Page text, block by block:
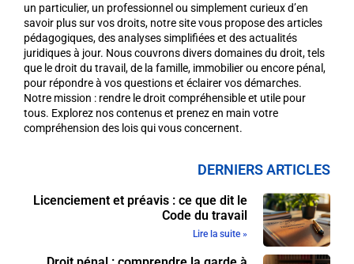
un particulier, un professionnel ou simplement curieux d’en
savoir plus sur vos droits, notre site vous propose des articles
pédagogiques, des analyses simplifiées et des actualités
juridiques à jour. Nous couvrons divers domaines du droit, tels
que le droit du travail, de la famille, immobilier ou encore pénal,
pour répondre à vos questions et éclairer vos démarches.
Notre mission : rendre le droit compréhensible et utile pour
tous. Explorez nos contenus et prenez en main votre
compréhension des lois qui vous concernent.
DERNIERS ARTICLES
Licenciement et préavis : ce que dit le
Code du travail
Lire la suite »